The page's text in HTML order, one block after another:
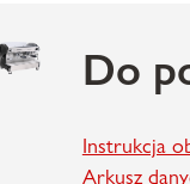
Do
Instrukcja
Arkusz